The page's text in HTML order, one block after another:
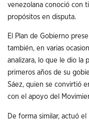
venezolana conoció con
propósitos en disputa.
El Plan de Gobierno
también, en varias
analizara, lo que le dio la
primeros años de su
Sáez, quien se convirtió
con el apoyo del
De forma similar, actuó